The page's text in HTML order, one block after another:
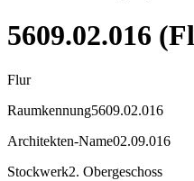
5609.02.016
Flur
Raumkennung5609.02.016
Architekten-Name02.09.016
Stockwerk2. Obergeschoss